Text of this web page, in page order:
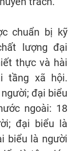
chuẩn bị kỹ
lượng đại
thực và hài
tầng xã hội.
đại biểu
ngoài: 18
đại biểu là
biểu là người